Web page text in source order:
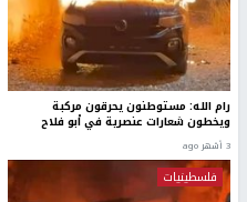
رام الله: مستوطنون يحرقون مركبة
ويخطون شعارات عنصرية في أبو فلاح
3 أشهر ago
فلسطينيات